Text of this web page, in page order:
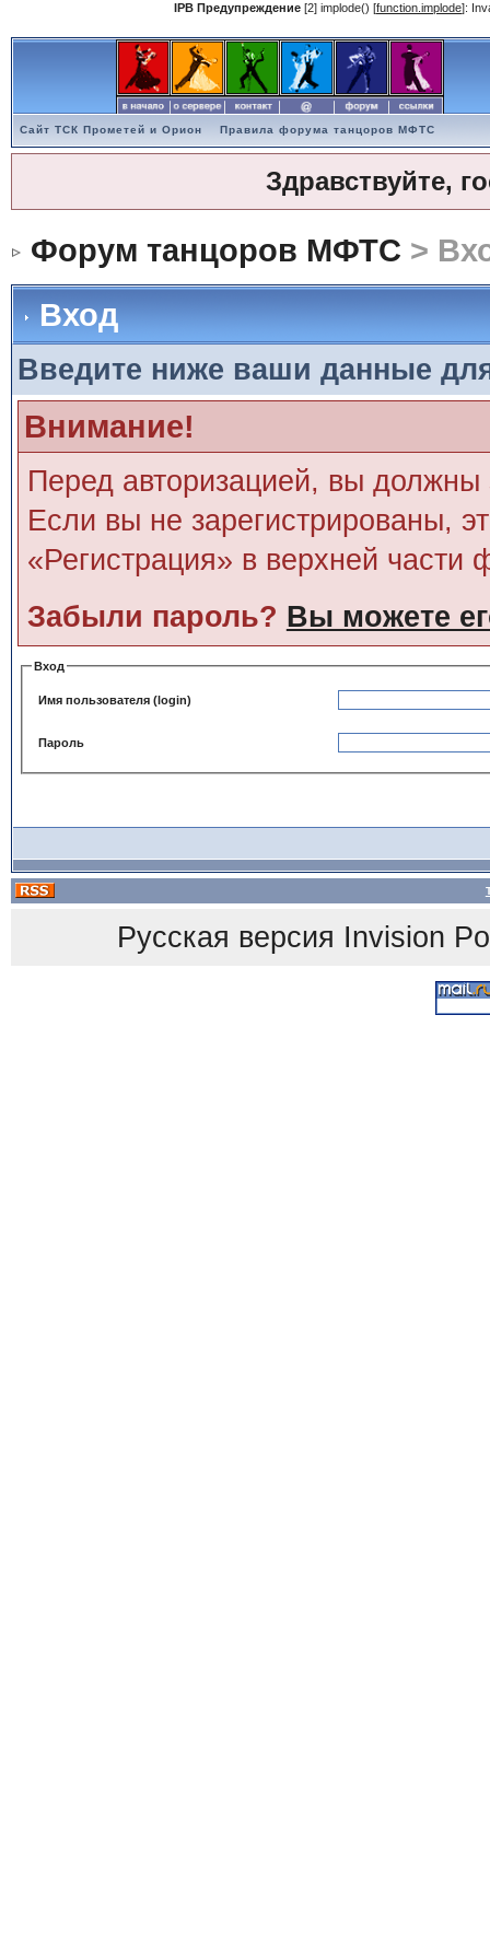
IPB Предупреждение [2] implode() [function.implode]:
Сайт ТСК Прометей и Орион Правила форума танцоров МФТС
Здравствуйте,
Форум танцоров МФТС >
Вход
Введите ниже ваши данные
Внимание!
Перед авторизацией, вы должны
Если вы не зарегистрированы,
«Регистрация» в верхней части
Забыли пароль? Вы можете
Вход
Имя пользователя (login)
Пароль
Русская версия Invision